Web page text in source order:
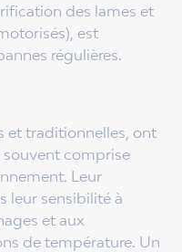
des lames et
est
régulières.
et traditionnelles, ont
souvent comprise
Leur
leur sensibilité à
et aux
de température. Un